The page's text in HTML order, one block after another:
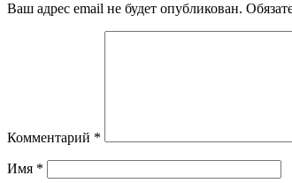
Ваш адрес email не будет опубликован.
Комментарий *
Имя *